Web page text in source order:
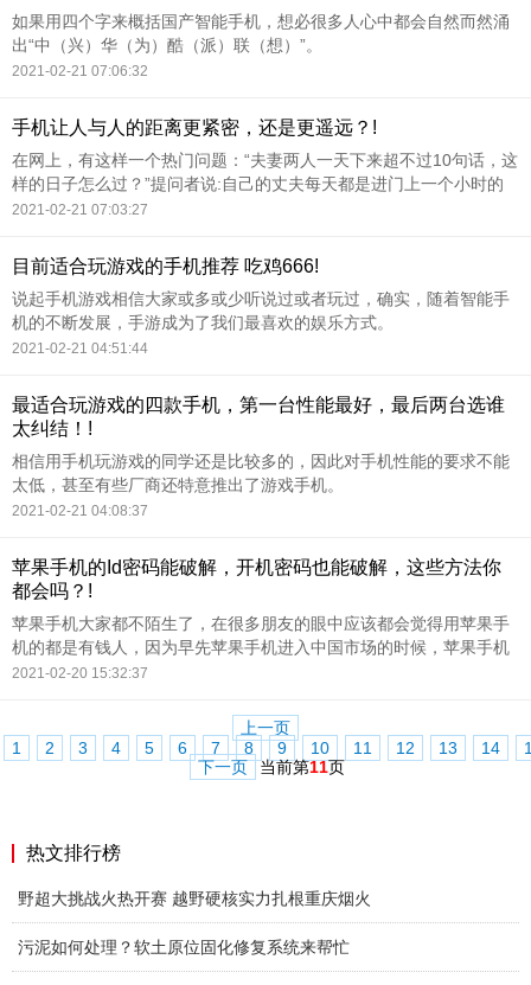
如果用四个字来概括国产智能手机，想必很多人心中都会自然而然涌
出“中（兴）华（为）酷（派）联（想）”。
2021-02-21 07:06:32
手机让人与人的距离更紧密，还是更遥远？!
在网上，有这样一个热门问题：“夫妻两人一天下来超不过10句话，这
样的日子怎么过？”提问者说:自己的丈夫每天都是进门上一个小时的
卫生间，吃完晚饭后，就在电脑边一直凌晨一两点，和不同的网友聊
2021-02-21 07:03:27
目前适合玩游戏的手机推荐 吃鸡666!
说起手机游戏相信大家或多或少听说过或者玩过，确实，随着智能手
机的不断发展，手游成为了我们最喜欢的娱乐方式。
2021-02-21 04:51:44
最适合玩游戏的四款手机，第一台性能最好，最后两台选谁
太纠结！!
相信用手机玩游戏的同学还是比较多的，因此对手机性能的要求不能
太低，甚至有些厂商还特意推出了游戏手机。
2021-02-21 04:08:37
苹果手机的Id密码能破解，开机密码也能破解，这些方法你
都会吗？!
苹果手机大家都不陌生了，在很多朋友的眼中应该都会觉得用苹果手
机的都是有钱人，因为早先苹果手机进入中国市场的时候，苹果手机
就很贵，就是现在，苹果手机的价格也不算便宜，苹果手机的价格这
2021-02-20 15:32:37
上一页
1
2 3 4 5 6 7 8 9 10 11 12 13 14
下一页
当前第11页
热文排行榜
野超大挑战火热开赛 越野硬核实力扎根重庆烟火
污泥如何处理？软土原位固化修复系统来帮忙